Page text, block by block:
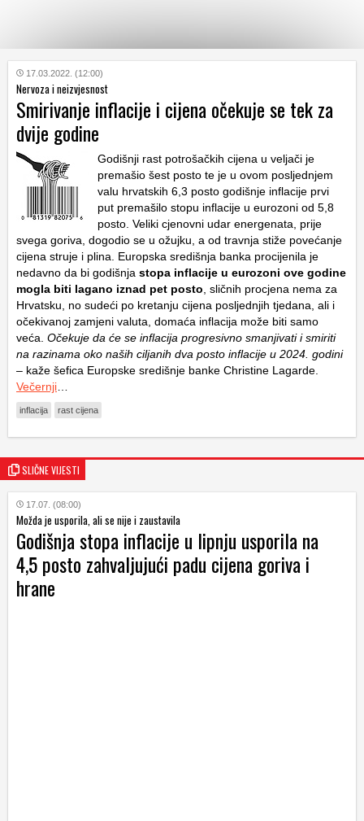
KATEGORIJE
HRVATSKI
WEB
17.03.2022. (12:00)
Nervoza i neizvjesnost
Smirivanje inflacije i cijena očekuje se tek za
dvije godine
Godišnji rast potrošačkih cijena u veljači je
premašio šest posto te je u ovom posljednjem
valu hrvatskih 6,3 posto godišnje inflacije prvi
put premašilo stopu inflacije u eurozoni od 5,8
posto. Veliki cjenovni udar energenata, prije
svega goriva, dogodio se u ožujku, a od travnja stiže povećanje
cijena struje i plina. Europska središnja banka procijenila je
nedavno da bi godišnja stopa inflacije u eurozoni ove godine
mogla biti lagano iznad pet posto , sličnih procjena nema za
Hrvatsku, no sudeći po kretanju cijena posljednjih tjedana, ali i
očekivanoj zamjeni valuta, domaća inflacija može biti samo
veća. Očekuje da će se inflacija progresivno smanjivati ​​i smiriti
na razinama oko naših ciljanih dva posto inflacije u 2024. godini
– kaže šefica Europske središnje banke Christine Lagarde.
Večernji
inflacija rast cijena
SLIČNE VIJESTI
17.07. (08:00)
Možda je usporila, ali se nije i zaustavila
Godišnja stopa inflacije u lipnju usporila na
4,5 posto zahvaljujući padu cijena goriva i
hrane